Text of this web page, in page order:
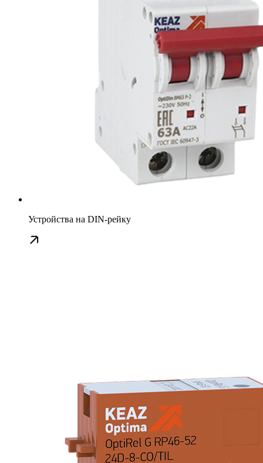
Устройства на DIN-рейку